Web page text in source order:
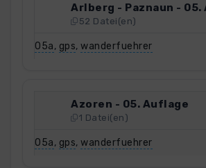
Arlberg - Paznaun - 05.
52 Datei(en)
05a, gps, wanderfuehrer
Azoren - 05. Auflage
1 Datei(en)
05a, gps, wanderfuehrer